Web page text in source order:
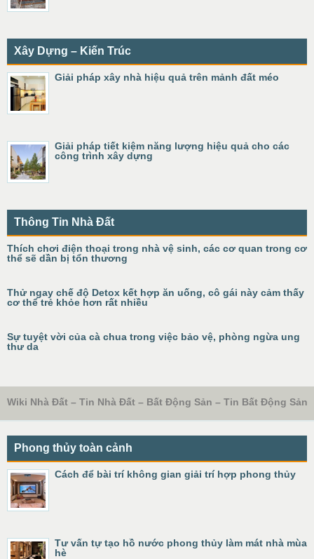
Xây Dựng – Kiến Trúc
Giải pháp xây nhà hiệu quả trên mảnh đất méo
Giải pháp tiết kiệm năng lượng hiệu quả cho các
công trình xây dựng
Thông Tin Nhà Đất
Thích chơi điện thoại trong nhà vệ sinh, các cơ quan trong cơ
thể sẽ dần bị tổn thương
Thử ngay chế độ Detox kết hợp ăn uống, cô gái này cảm thấy
cơ thể trẻ khỏe hơn rất nhiều
Sự tuyệt vời của cà chua trong việc bảo vệ, phòng ngừa ung
thư da
Wiki Nhà Đất – Tin Nhà Đất – Bất Động Sản – Tin Bất Động Sản
Phong thủy toàn cảnh
Cách để bài trí không gian giải trí hợp phong thủy
Tư vấn tự tạo hồ nước phong thủy làm mát nhà mùa
hè